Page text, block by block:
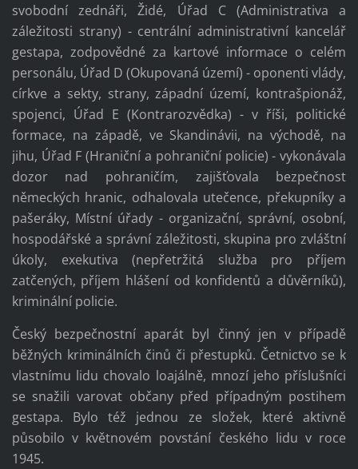
svobodní zednáři, Židé, Úřad C (Administrativa a
záležitosti strany) - centrální administrativní kancelář
gestapa, zodpovědné za kartové informace o celém
personálu, Úřad D (Okupovaná území) - oponenti vlády,
církve a sekty, strany, západní území, kontrašpionáž,
spojenci, Úřad E (Kontrarozvědka) - v říši, politické
formace, na západě, ve Skandinávii, na východě, na
jihu, Úřad F (Hraniční a pohraniční policie) - vykonávala
dozor nad pohraničím, zajišťovala bezpečnost
německých hranic, odhalovala utečence, překupníky a
pašeráky, Místní úřady - organizační, správní, osobní,
hospodářské a správní záležitosti, skupina pro zvláštní
úkoly, exekutiva (nepřetržitá služba pro příjem
zatčených, příjem hlášení od konfidentů a důvěrníků),
kriminální policie.
Český bezpečnostní aparát byl činný jen v případě
běžných kriminálních činů či přestupků. Četnictvo se k
vlastnímu lidu chovalo loajálně, mnozí jeho příslušníci
se snažili varovat občany před případným postihem
gestapa. Bylo též jednou ze složek, které aktivně
působilo v květnovém povstání českého lidu v roce
1945.